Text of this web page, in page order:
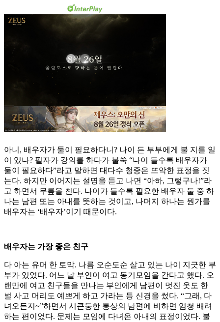
아니, 배우자가 둘이 필요하다니? 나이 든 부부에게 불 지를 일
이 있나? 필자가 강의를 하다가 불쑥 “나이 들수록 배우자가
둘이 필요하다”라고 말하면 대다수 청중은 뜨악한 표정을 짓
는다. 하지만 이어지는 설명을 듣고 나면 “아하, 그렇구나!”라
고 하면서 무릎을 친다. 나이가 들수록 필요한 배우자 둘 중 하
나는 남편 또는 아내를 뜻하는 것이고, 나머지 하나는 뭔가를
배우자는 ‘배우자’이기 때문이다.
배우자는 가장 좋은 친구
다 아는 유머 한 토막. 나름 오순도순 살고 있는 나이 지긋한 부
부가 있었다. 어느 날 부인이 여고 동기모임을 간다고 했다. 오
랜만에 여고 친구들을 만나는 부인에게 남편이 멋진 옷도 한
벌 사고 머리도 예쁘게 하고 가라는 등 신경을 썼다. “그래, 다
녀오든지~”하면서 시큰둥한 통상의 남편에 비하면 엄청 배려
하는 편이었다. 문제는 모임에 다녀온 아내의 표정이었다. 불